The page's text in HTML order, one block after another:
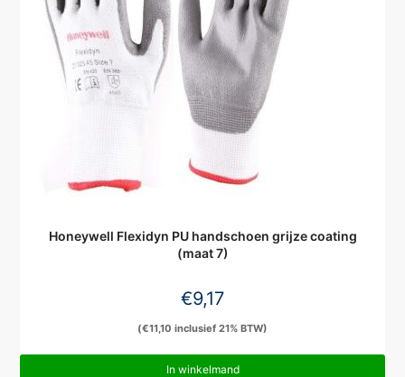
Honeywell Flexidyn PU handschoen grijze coating
(maat 7)
€9,17
(€11,10 inclusief 21% BTW)
In winkelmand